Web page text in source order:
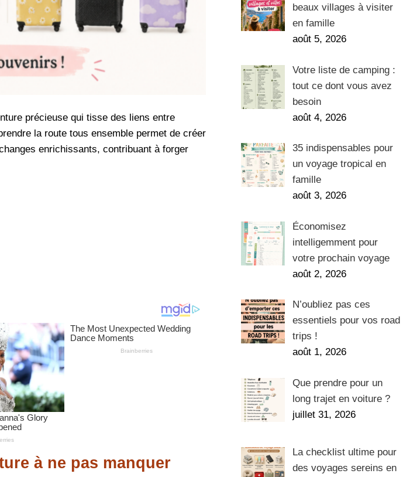
précieuse qui tisse des liens entre
la route tous ensemble permet de créer
enrichissants, contribuant à forger
à ne pas manquer
beaux villages à visiter
en famille
août 5, 2026
Votre liste de camping :
tout ce dont vous avez
besoin
août 4, 2026
35 indispensables pour
un voyage tropical en
famille
août 3, 2026
Économisez
intelligemment pour
votre prochain voyage
août 2, 2026
N’oubliez pas ces
essentiels pour vos road
trips !
août 1, 2026
Que prendre pour un
long trajet en voiture ?
juillet 31, 2026
La checklist ultime pour
des voyages sereins en